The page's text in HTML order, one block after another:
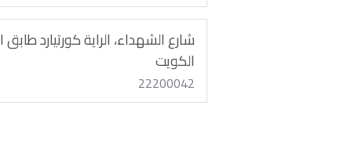
شارع الشهداء، الراية كورتيارد
الكويت
22200042